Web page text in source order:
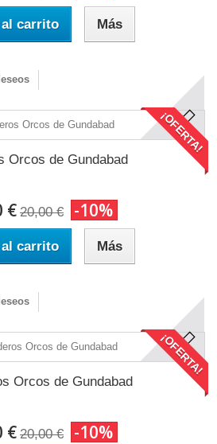
carrito Más
¡OFERTA!
Orcos de Gundabad
€ 20,00 € -10%
carrito Más
¡OFERTA!
Orcos de Gundabad
€ 20,00 € -10%